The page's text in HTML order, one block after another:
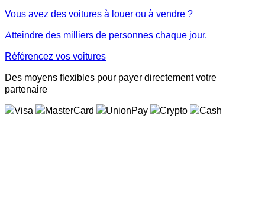
Vous avez des voitures à louer ou à vendre ?
Atteindre des milliers de personnes chaque jour.
Référencez vos voitures
Des moyens flexibles pour payer directement votre
partenaire